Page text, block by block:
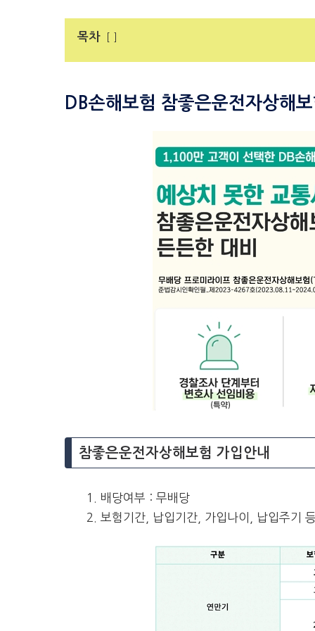
목차
DB손해보험 참좋은운전자상해
참좋은운전자상해보험 가입안내
배당여부 : 무배당
보험기간, 납입기간, 가입나이, 납입주기